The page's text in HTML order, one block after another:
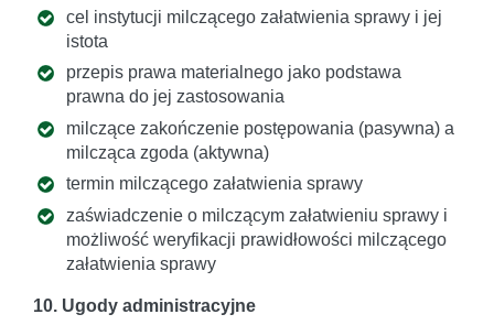
cel instytucji milczącego załatwienia sprawy i jej
istota
przepis prawa materialnego jako podstawa
prawna do jej zastosowania
milczące zakończenie postępowania (pasywna) a
milcząca zgoda (aktywna)
termin milczącego załatwienia sprawy
zaświadczenie o milczącym załatwieniu sprawy i
możliwość weryfikacji prawidłowości milczącego
załatwienia sprawy
10. Ugody administracyjne